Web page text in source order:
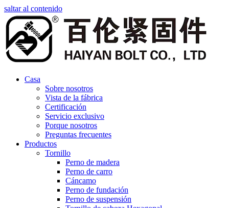
saltar al contenido
Casa
Sobre nosotros
Vista de la fábrica
Certificación
Servicio exclusivo
Porque nosotros
Preguntas frecuentes
Productos
Tornillo
Perno de madera
Perno de carro
Cáncamo
Perno de fundación
Perno de suspensión